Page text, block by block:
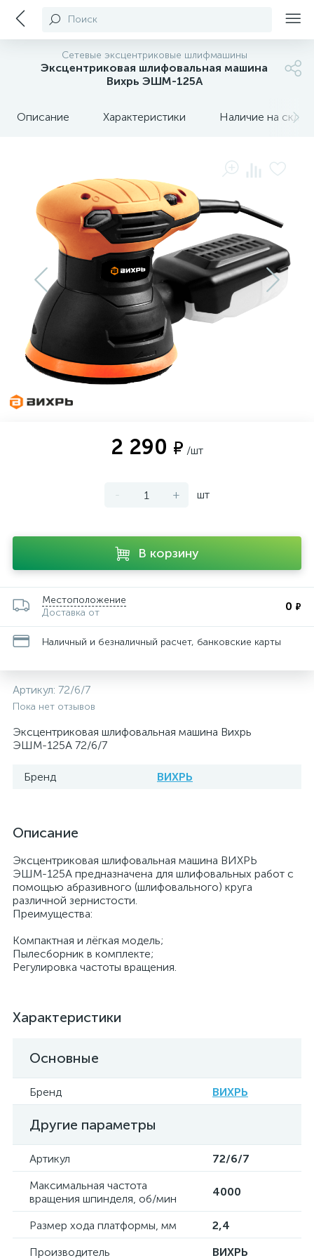
Поиск
Сетевые эксцентриковые шлифмашины
Эксцентриковая шлифовальная машина
Вихрь ЭШМ-125А
Описание Характеристики Наличие на
2 290 ₽ /шт
- + шт
В корзину
Местоположение
Доставка от
0 ₽
Наличный и безналичный расчет, банковские карты
Артикул: 72/6/7
Пока нет отзывов
Эксцентриковая шлифовальная машина Вихрь
ЭШМ-125А 72/6/7
Бренд ВИХРЬ
Описание
Эксцентриковая шлифовальная машина ВИХРЬ
ЭШМ-125А предназначена для шлифовальных работ с
помощью абразивного (шлифовального) круга
различной зернистости.
Преимущества:
Компактная и лёгкая модель;
Пылесборник в комплекте;
Регулировка частоты вращения.
Характеристики
Основные
Бренд ВИХРЬ
Другие параметры
Артикул
72/6/7
Максимальная частота
вращения шпинделя, об/мин
4000
Размер хода платформы, мм
2,4
Производитель
ВИХРЬ